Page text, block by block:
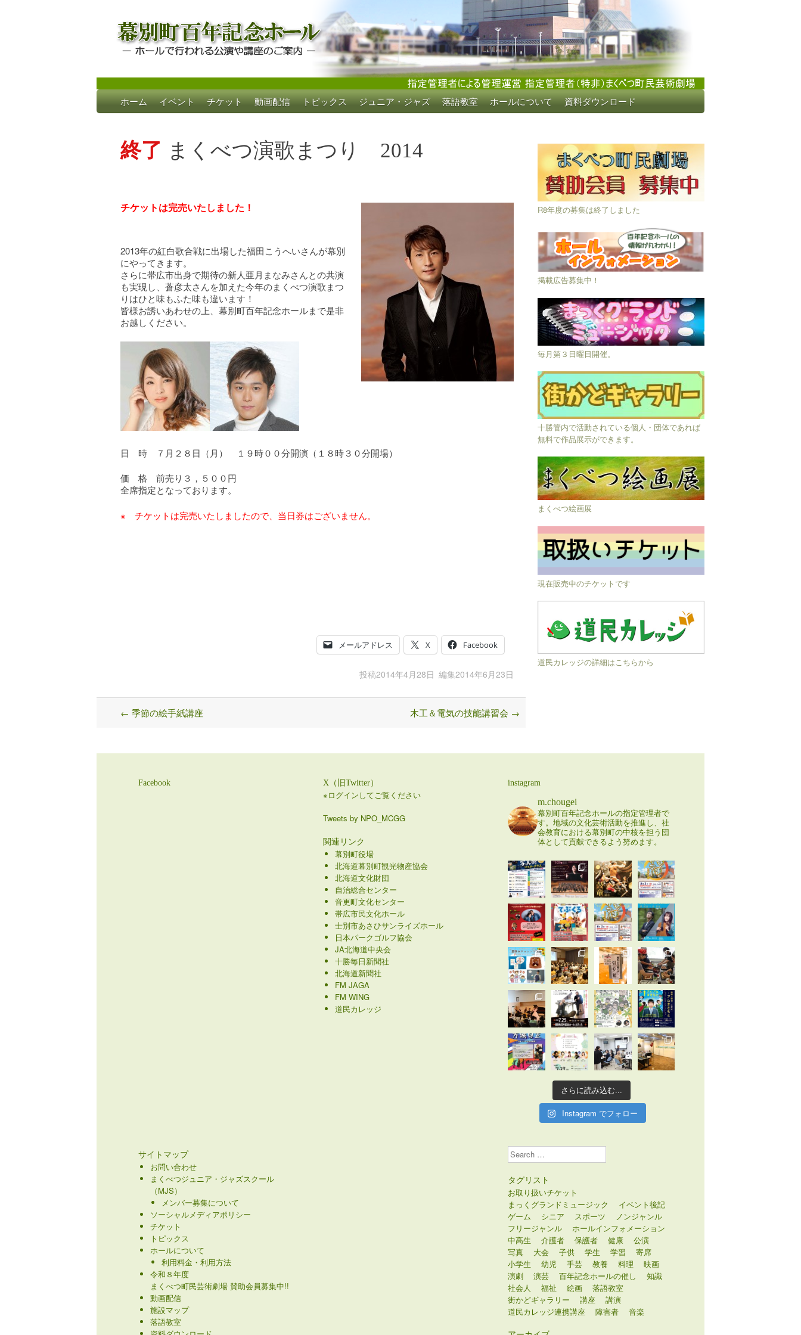
幕別町百年記念ホール
ホールで行われる公演や講座のご案内
Skip
to
ホーム イベント チケット 動画配信 トピックス ジュニア・ジャズ 落語教室 ホールについて 資料ダウンロード
終了 まくべつ演歌まつり 2014
チケットは完売いたしました！
2013年の紅白歌合戦に出場した福田こうへいさんが幕別
にやってきます。
さらに帯広市出身で期待の新人亜月まなみさんとの共演
も実現し、蒼彦太さんを加えた今年のまくべつ演歌まつ
りはひと味もふた味も違います！
皆様お誘いあわせの上、幕別町百年記念ホールまで是非
お越しください。
日 時 ７月２８日（月） １９時００分開演（１８時３０分開場）
価 格 前売り３，５００円
全席指定となっております。
※ チケットは完売いたしましたので、当日券はございません。
メールアドレス X Facebook
投稿2014年4月28日 編集2014年6月23日
Post
← 季節の絵手紙講座 木工＆電気の技能講習会 →
R8年度の募集は終了しました
掲載広告募集中！
毎月第３日曜日開催。
十勝管内で活動されている個人・団体であれば
無料で作品展示ができます。
まくべつ絵画展
現在販売中のチケットです
道民カレッジの詳細はこちらから
Facebook
サイトマップ
お問い合わせ
まくべつジュニア・ジャズスクール
（MJS）
メンバー募集について
ソーシャルメディアポリシー
チケット
トピックス
ホールについて
利用料金・利用方法
令和８年度
まくべつ町民芸術劇場 賛助会員募集中!!
動画配信
施設マップ
落語教室
X（旧Twitter）
※ログインしてご覧ください
Tweets by NPO_MCGG
関連リンク
幕別町役場
北海道幕別町観光物産協会
北海道文化財団
自治総合センター
音更町文化センター
帯広市民文化ホール
士別市あさひサンライズホール
日本パークゴルフ協会
JA北海道中央会
十勝毎日新聞社
北海道新聞社
FM JAGA
FM WING
道民カレッジ
instagram
m.chougei
幕別町百年記念ホールの指定管理者で
す。地域の文化芸術活動を推進し、社
会教育における幕別町の中核を担う団
体として貢献できるよう努めます。
さらに読み込む...
Instagram でフォロー
Search
タグリスト
お取り扱いチケット
まっくグランドミュージック
イベント後記
ゲーム
シニア スポーツ
ノンジャンル
フリージャンル
ホールインフォメーション
中高生
介護者 保護者 健康
公演
写真
大会 子供 学生 学習
寄席
小学生
幼児 手芸 教養 料理
映画
演劇
演芸 百年記念ホールの催し
知識
社会人
福祉 絵画
落語教室
街かどギャラリー
講座
講演
道民カレッジ連携講座
障害者 音楽